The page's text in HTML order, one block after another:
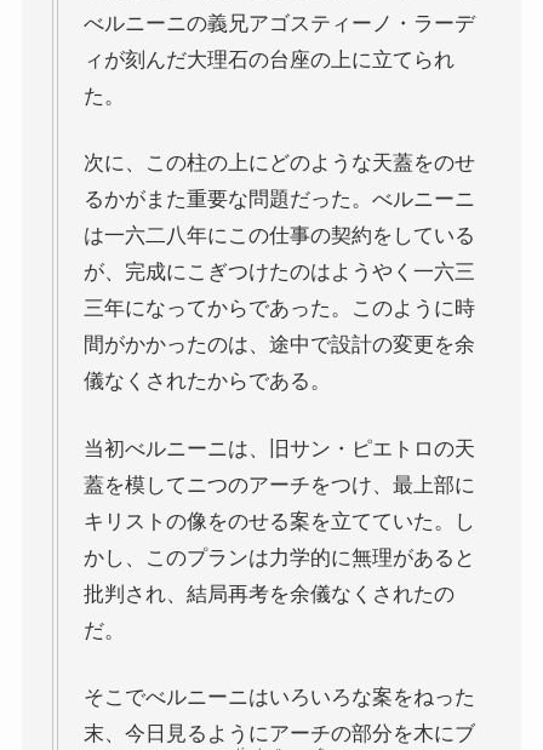
べルニーニの義兄アゴスティーノ・ラーデ
ィが刻んだ大理石の台座の上に立てられ
た。
次に、この柱の上にどのような天蓋をのせ
るかがまた重要な問題だった。べルニーニ
は一六二八年にこの仕事の契約をしている
が、完成にこぎつけたのはようやく一六三
三年になってからであった。このように時
間がかかったのは、途中で設計の変更を余
儀なくされたからである。
当初べルニーニは、旧サン・ピエトロの天
蓋を模してニつのアーチをつけ、最上部に
キリストの像をのせる案を立てていた。し
かし、このプランは力学的に無理があると
批判され、結局再考を余儀なくされたの
だ。
そこでべルニーニはいろいろな案をねった
末、今日見るようにアーチの部分を木にブ